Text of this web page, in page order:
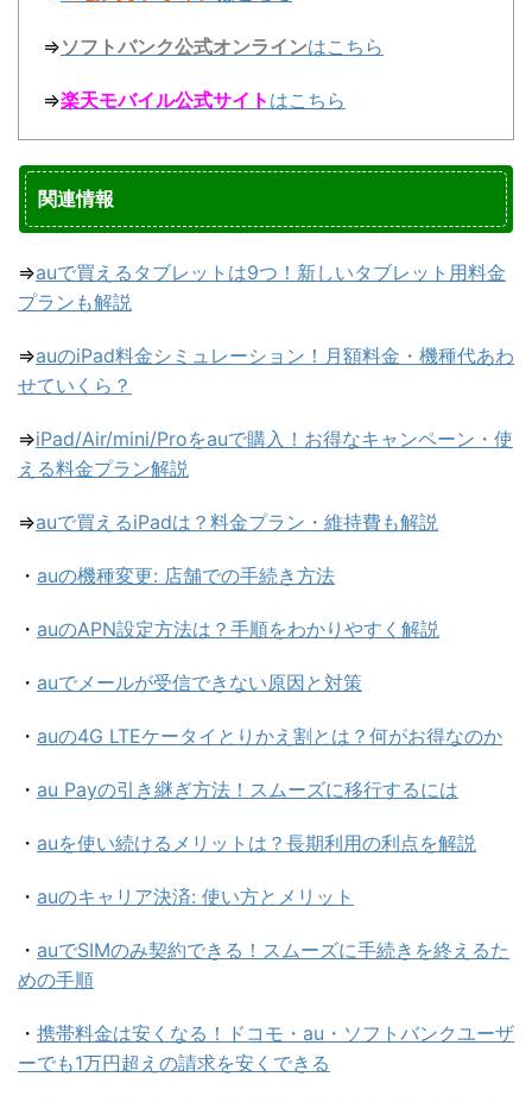
⇒ソフトバンク公式オンラインはこちら
⇒楽天モバイル公式サイト はこちら
関連情報
⇒auで買えるタブレットは9つ！新しいタブレット用料金
プランも解説
⇒auのiPad料金シミュレーション！月額料金・機種代あわ
せていくら？
⇒iPad/Air/mini/Proをauで購入！お得なキャンペーン・使
える料金プラン解説
⇒auで買えるiPadは？料金プラン・維持費も解説
・ auの機種変更: 店舗での手続き方法
・ auのAPN設定方法は？手順をわかりやすく解説
・ auでメールが受信できない原因と対策
・ auの4G LTEケータイとりかえ割とは？何がお得なのか
・ au Payの引き継ぎ方法！スムーズに移行するには
・ auを使い続けるメリットは？長期利用の利点を解説
・ auのキャリア決済: 使い方とメリット
・ auでSIMのみ契約できる！スムーズに手続きを終えるた
めの手順
・ 携帯料金は安くなる！ドコモ・au・ソフトバンクユーザ
ーでも1万円超えの請求を安くできる